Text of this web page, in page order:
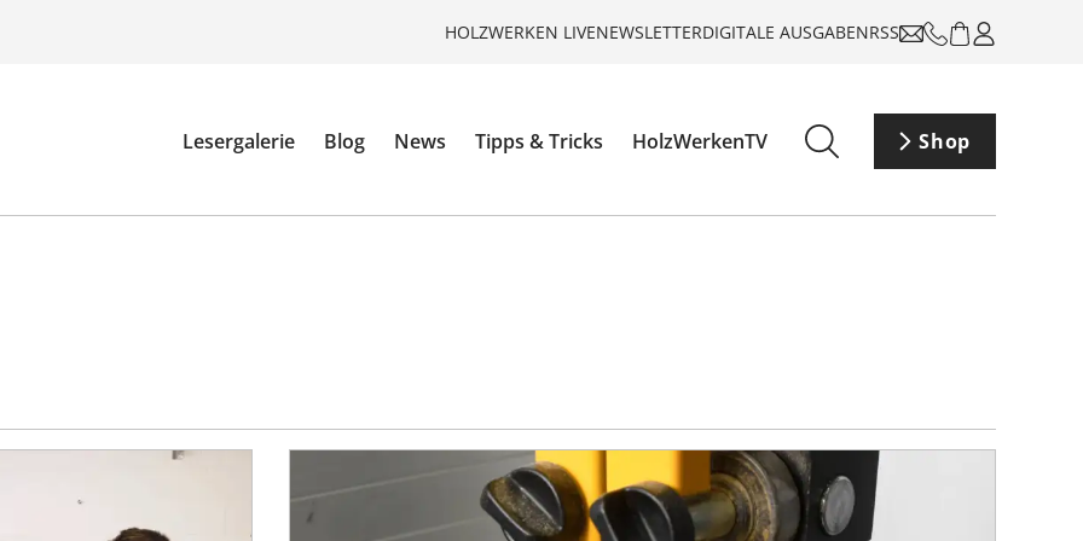
HOLZWERKEN LIVENEWSLETTERDIGITALE AUSGABENRSS
Lesergalerie Blog News Tipps & Tricks HolzWerkenTV Shop